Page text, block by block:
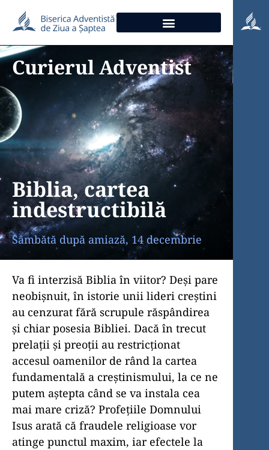
Curierul Adventist
Biblia, cartea
indestructibilă
Sâmbătă după amiază, 14 decembrie
Va fi interzisă Biblia în viitor? Deși pare
neobișnuit, în istorie unii lideri creștini
au cenzurat fără scrupule răspândirea
și chiar posesia Bibliei. Dacă în trecut
prelații și preoții au restricționat
accesul oamenilor de rând la cartea
fundamentală a creștinismului, la ce ne
putem aștepta când se va instala cea
mai mare criză? Profețiile Domnului
Isus arată că fraudele religioase vor
atinge punctul maxim, iar efectele la